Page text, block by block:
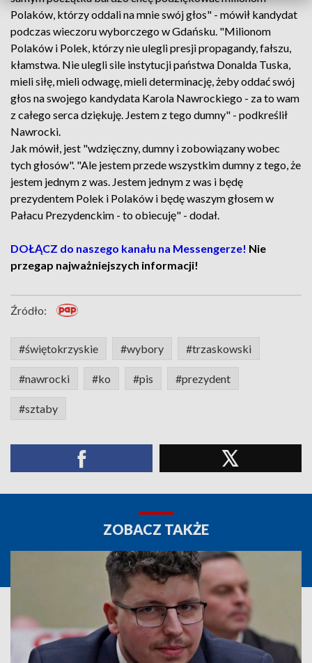
Polaków, którzy oddali na mnie swój głos" - mówił kandydat
podczas wieczoru wyborczego w Gdańsku. "Milionom
Polaków i Polek, którzy nie ulegli presji propagandy, fałszu,
kłamstwa. Nie ulegli sile instytucji państwa Donalda Tuska,
mieli siłę, mieli odwagę, mieli determinację, żeby oddać swój
głos na swojego kandydata Karola Nawrockiego - za to wam
z całego serca dziękuję. Jestem z tego dumny" - podkreślił
Nawrocki.
Jak mówił, jest "wdzięczny, dumny i zobowiązany wobec
tych głosów". "Ale jestem przede wszystkim dumny z tego, że
jestem jednym z was. Jestem jednym z was i będę
prezydentem Polek i Polaków i będę waszym głosem w
Pałacu Prezydenckim - to obiecuję" - dodał.
DOŁĄCZ do naszego kanału na Messengerze! Nie
przegap najważniejszych informacji!
Źródło:
#świętokrzyskie #wybory #trzaskowski
#nawrocki #ko #pis #prezydent
#sztaby
ZOBACZ TAKŻE